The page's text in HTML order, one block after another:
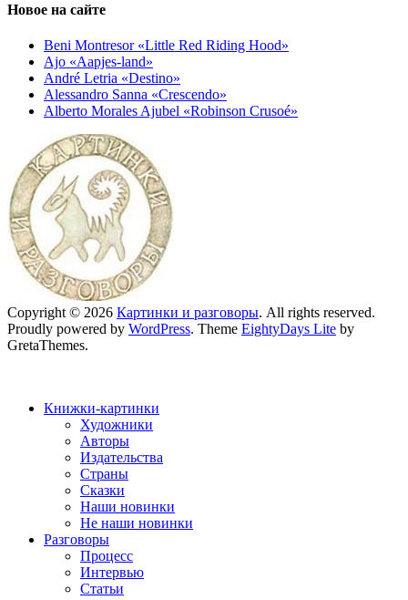
Новое на сайте
Beni Montresor «Little Red Riding Hood»
Ajo «Aapjes-land»
André Letria «Destino»
Alessandro Sanna «Crescendo»
Alberto Morales Ajubel «Robinson Crusoé»
Copyright © 2026 Картинки и разговоры. All rights reserved.
Proudly powered by WordPress. Theme EightyDays Lite by
GretaThemes.
Книжки-картинки
Художники
Авторы
Издательства
Страны
Сказки
Наши новинки
Не наши новинки
Разговоры
Процесс
Интервью
Статьи